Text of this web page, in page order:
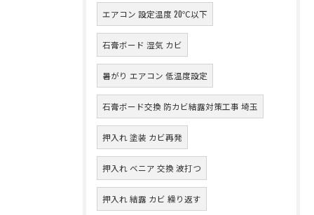
エアコン 設定温度 20℃以下
石膏ボード 湿気 カビ
暑がり エアコン 低温度設定
石膏ボード交換 防カビ結露対策工事 埼玉
押入れ 塗装 カビ再発
押入れ ベニア 交換 波打つ
押入れ 結露 カビ 繰り返す